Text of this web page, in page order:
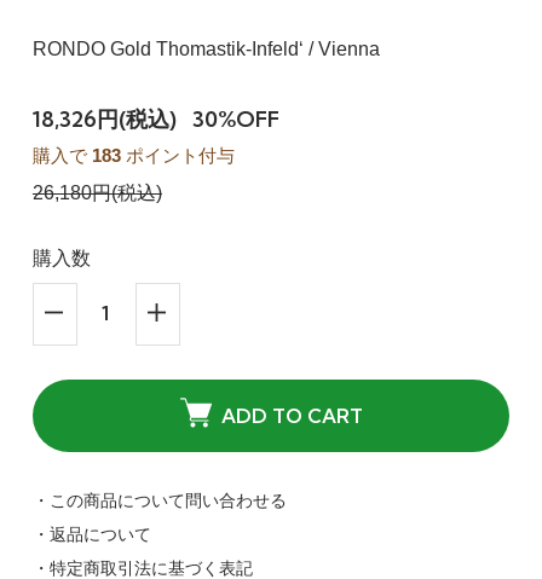
RONDO Gold Thomastik-Infeld‘ / Vienna
18,326円(税込) 30%OFF
購入で 183ポイント付与
26,180円(税込)
購入数
ADD TO CART
・この商品について問い合わせる
・返品について
・特定商取引法に基づく表記